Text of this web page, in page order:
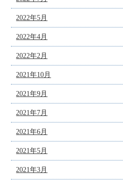
2022年5月
2022年4月
2022年2月
2021年10月
2021年9月
2021年7月
2021年6月
2021年5月
2021年3月